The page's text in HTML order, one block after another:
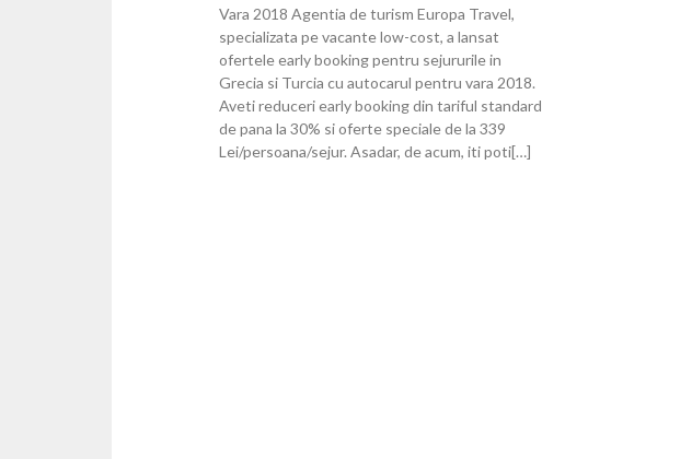
Vara 2018 Agentia de turism Europa Travel,
specializata pe vacante low-cost, a lansat
ofertele early booking pentru sejururile in
Grecia si Turcia cu autocarul pentru vara 2018.
Aveti reduceri early booking din tariful standard
de pana la 30% si oferte speciale de la 339
Lei/persoana/sejur. Asadar, de acum, iti poti[…]